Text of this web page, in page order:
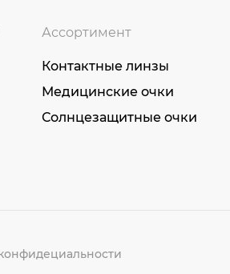
Ассортимент
Контактные линзы
Медицинские очки
Солнцезащитные очки